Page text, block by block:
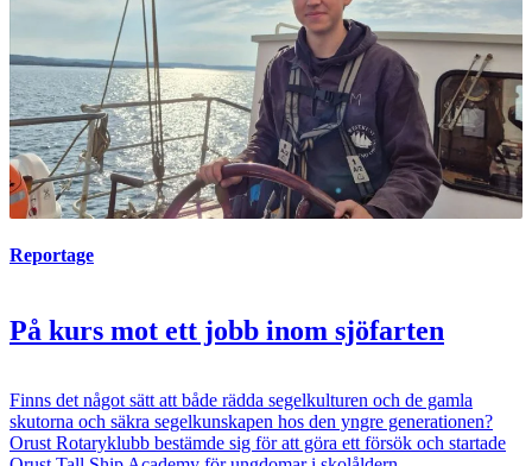
Reportage
På kurs mot ett jobb inom sjöfarten
Finns det något sätt att både rädda segelkulturen och de gamla
skutorna och säkra segelkunskapen hos den yngre generationen?
Orust Rotaryklubb bestämde sig för att göra ett försök och startade